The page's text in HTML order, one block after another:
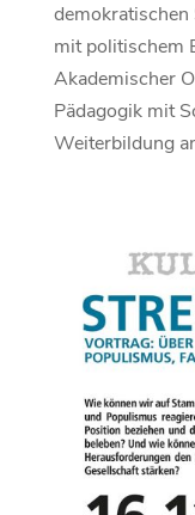
mit politischem
Akademischer
Pädagogik mit
Weiterbildung